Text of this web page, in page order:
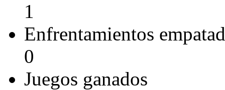
1
Enfrentamientos
0
Juegos ganados